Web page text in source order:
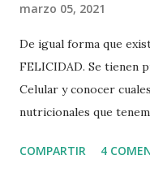
marzo 05, 2021
De igual forma que
FELICIDAD. Se tienen
Celular y conocer
nutricionales que
han seguido patrones,
COMPARTIR 4